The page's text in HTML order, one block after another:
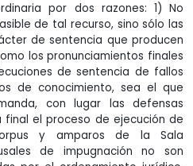
por dos razones: 1) No
de tal recurso, sino sólo las
de sentencia que producen
los pronunciamientos finales
de sentencia de fallos
de conocimiento, sea el que
con lugar las defensas
el proceso de ejecución de
y amparos de la Sala
de impugnación no son